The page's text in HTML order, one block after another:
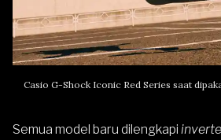
Casio G-Shock Iconic Red Series saat
Semua model baru dilengkapi